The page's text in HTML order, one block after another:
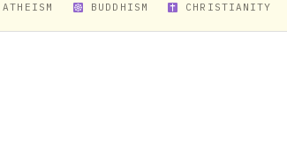
ATHEISM BUDDHISM CHRISTIANITY